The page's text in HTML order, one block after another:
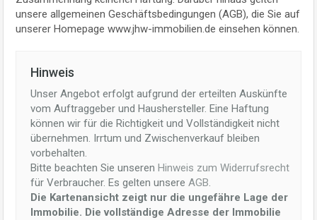
unsere allgemeinen Geschäftsbedingungen (AGB), die Sie auf
unserer Homepage www.jhw-immobilien.de einsehen können.
Hinweis
Unser Angebot erfolgt aufgrund der erteilten Auskünfte
vom Auftraggeber und Haushersteller. Eine Haftung
können wir für die Richtigkeit und Vollständigkeit nicht
übernehmen. Irrtum und Zwischenverkauf bleiben
vorbehalten.
Bitte beachten Sie unseren Hinweis zum Widerrufsrecht
für Verbraucher. Es gelten unsere AGB.
Die Kartenansicht zeigt nur die ungefähre Lage der
Immobilie. Die vollständige Adresse der Immobilie